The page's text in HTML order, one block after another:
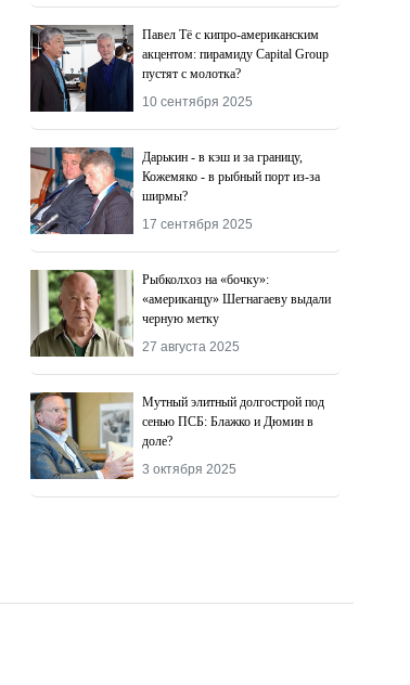
Павел Тё с кипро-американским
акцентом: пирамиду Capital Group
пустят с молотка?
10 сентября 2025
Дарькин - в кэш и за границу,
Кожемяко - в рыбный порт из-за
ширмы?
17 сентября 2025
Рыбколхоз на «бочку»:
«американцу» Шегнагаеву выдали
черную метку
27 августа 2025
Мутный элитный долгострой под
сенью ПСБ: Блажко и Дюмин в
доле?
3 октября 2025